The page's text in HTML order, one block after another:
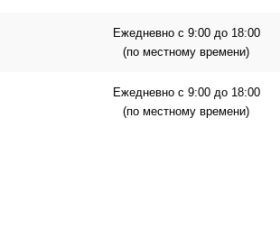
Ежедневно с 9:00 до 18:00
(по местному времени)
Ежедневно с 9:00 до 18:00
(по местному времени)